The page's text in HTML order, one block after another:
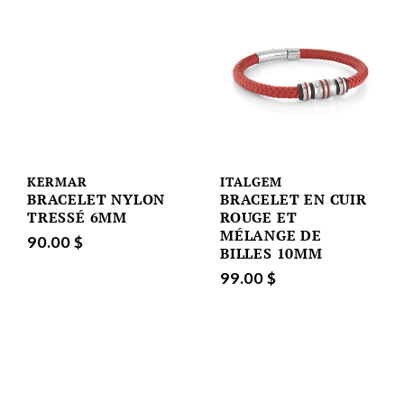
KERMAR
BRACELET NYLON
TRESSÉ 6MM
90.00 $
ITALGEM
BRACELET EN CUIR
ROUGE ET
MÉLANGE DE
BILLES 10MM
99.00 $